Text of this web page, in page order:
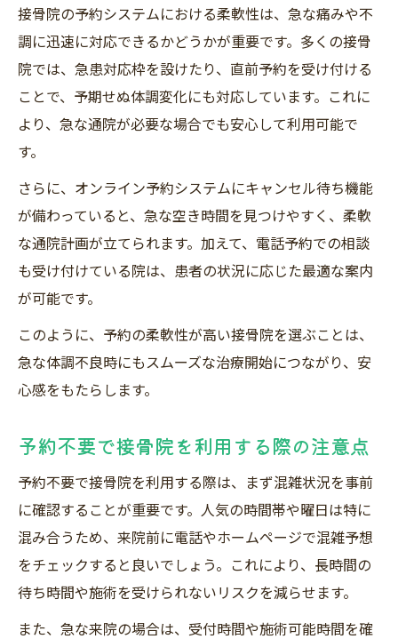
接骨院の予約システムにおける柔軟性は、急な痛みや不
調に迅速に対応できるかどうかが重要です。多くの接骨
院では、急患対応枠を設けたり、直前予約を受け付ける
ことで、予期せぬ体調変化にも対応しています。これに
より、急な通院が必要な場合でも安心して利用可能で
す。
さらに、オンライン予約システムにキャンセル待ち機能
が備わっていると、急な空き時間を見つけやすく、柔軟
な通院計画が立てられます。加えて、電話予約での相談
も受け付けている院は、患者の状況に応じた最適な案内
が可能です。
このように、予約の柔軟性が高い接骨院を選ぶことは、
急な体調不良時にもスムーズな治療開始につながり、安
心感をもたらします。
予約不要で接骨院を利用する際の注意点
予約不要で接骨院を利用する際は、まず混雑状況を事前
に確認することが重要です。人気の時間帯や曜日は特に
混み合うため、来院前に電話やホームページで混雑予想
をチェックすると良いでしょう。これにより、長時間の
待ち時間や施術を受けられないリスクを減らせます。
また、急な来院の場合は、受付時間や施術可能時間を確